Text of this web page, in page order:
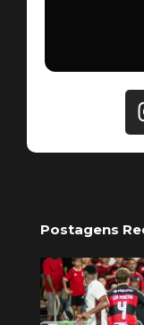
Postagens